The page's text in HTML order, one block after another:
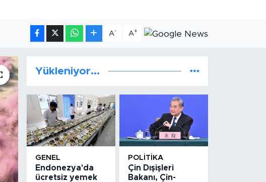
A- A+
Yükleniyor...
GENEL
Endonezya'da
ücretsiz yemek
POLITIKA
Çin Dışişleri
Bakanı, Çin-